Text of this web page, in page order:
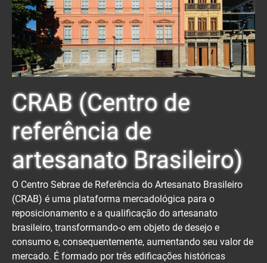
CRAB (Centro de
referência de
artesanato Brasileiro)
O Centro Sebrae de Referência do Artesanato Brasileiro
(CRAB) é uma plataforma mercadológica para o
reposicionamento e a qualificação do artesanato
brasileiro, transformando-o em objeto de desejo e
consumo e, consequentemente, aumentando seu valor de
mercado. É formado por três edificações históricas